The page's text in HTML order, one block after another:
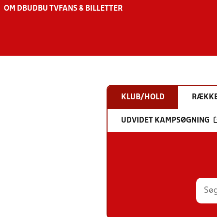
OM DBU DBU TV FANS & BILLETTER
KLUB/HOLD
UDVIDET KAMPSØGNING